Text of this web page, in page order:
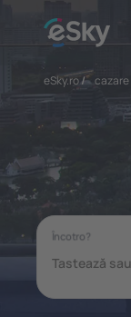
eSky.ro/ cazare